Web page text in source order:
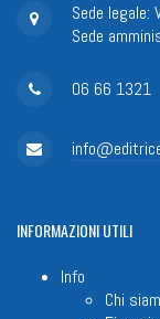
Sede legale:
Sede
06 66 1321
INFORMAZIONIUTILI
Info
Chi